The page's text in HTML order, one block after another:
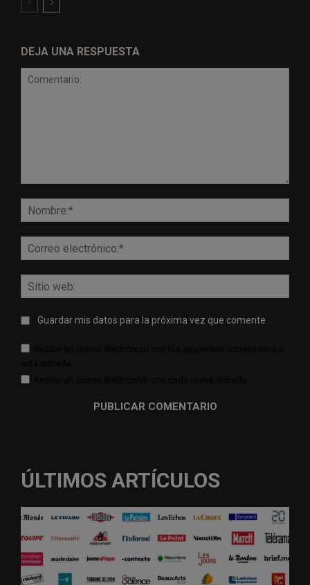
DEJA UNA RESPUESTA
Guardar mis datos para la próxima vez que comente
ÚLTIMOS ARTÍCULOS